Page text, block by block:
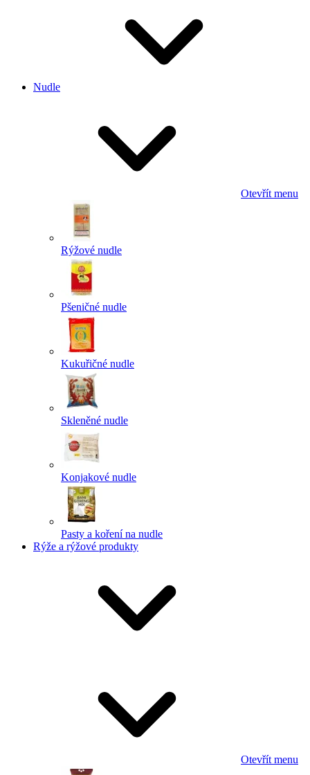
Nudle
Otevřít menu
Rýžové nudle
Pšeničné nudle
Kukuřičné nudle
Skleněné nudle
Konjakové nudle
Pasty a koření na nudle
Rýže a rýžové produkty
Otevřít menu